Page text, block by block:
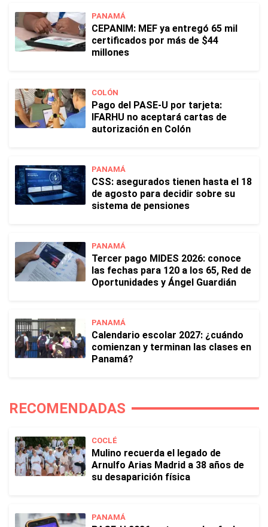
PANAMÁ
CEPANIM: MEF ya entregó 65 mil
certificados por más de $44
millones
COLÓN
Pago del PASE-U por tarjeta:
IFARHU no aceptará cartas de
autorización en Colón
PANAMÁ
CSS: asegurados tienen hasta el 18
de agosto para decidir sobre su
sistema de pensiones
PANAMÁ
Tercer pago MIDES 2026: conoce
las fechas para 120 a los 65, Red de
Oportunidades y Ángel Guardián
PANAMÁ
Calendario escolar 2027: ¿cuándo
comienzan y terminan las clases en
Panamá?
RECOMENDADAS
COCLÉ
Mulino recuerda el legado de
Arnulfo Arias Madrid a 38 años de
su desaparición física
PANAMÁ